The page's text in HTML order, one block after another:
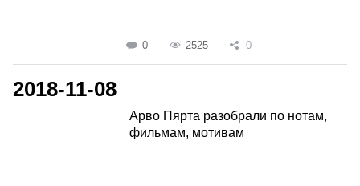
0 2525 0
2018-11-08
Арво Пярта разобрали по нотам,
фильмам, мотивам